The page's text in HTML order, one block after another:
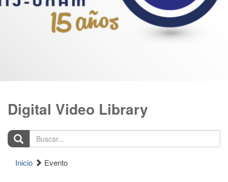
Digital Video Library
Buscar...
Inicio Evento